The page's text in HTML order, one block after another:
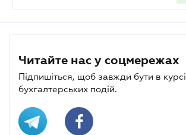
Читайте нас у соцмережах
Підпишіться, щоб завжди бути в курсі
бухгалтерських подій.